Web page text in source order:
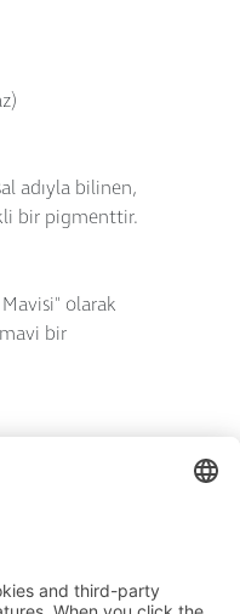
adıyla bilinen,
bir pigmenttir.
olarak
bir